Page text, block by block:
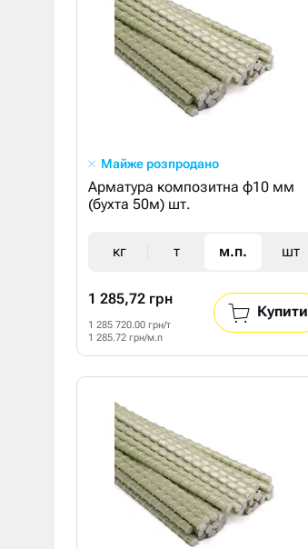
Майже розпродано
Арматура композитна ф10 мм
(бухта 50м) шт.
кг т м.п. шт
1 285,72 грн
1 285 720.00 грн/т
1 285.72 грн/м.п
Купити